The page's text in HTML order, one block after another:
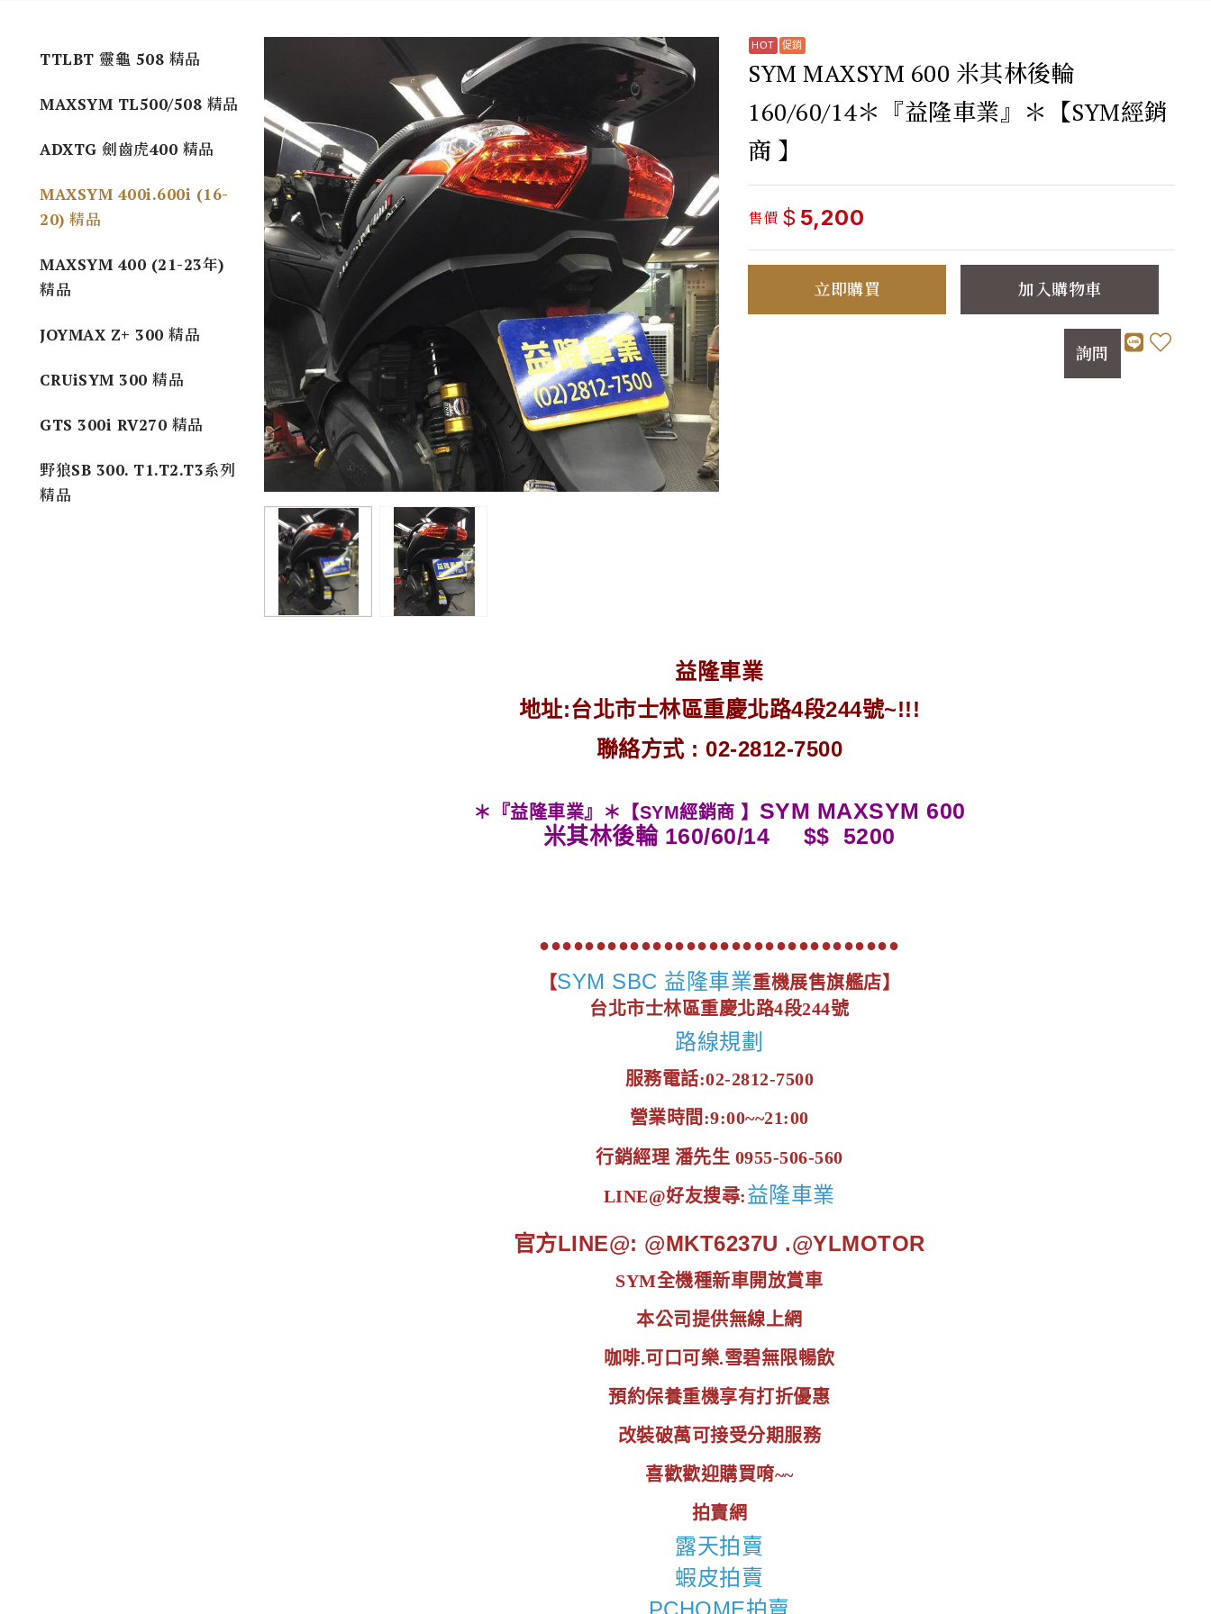
TTLBT 靈龜 508 精品
MAXSYM TL500/508 精品
ADXTG 劍齒虎400 精品
MAXSYM 400i.600i (16-
20) 精品
MAXSYM 400 (21-23年)
精品
JOYMAX Z+ 300 精品
CRUiSYM 300 精品
GTS 300i RV270 精品
野狼SB 300. T1.T2.T3系列
精品
SYM MAXSYM 600 米其林後輪
160/60/14＊『益隆車業』＊【SYM經銷
商 】
售價 $ 5,200
立即購買 加入購物車
詢問
益隆車業
地址:台北市士林區重慶北路4段244號~!!!
聯絡方式 : 02-2812-7500
＊『益隆車業』＊【SYM經銷商 】 SYM MAXSYM 600
米其林後輪 160/60/14
$$ 5200
●●●●●●●●●●●●●●●●●●●●●●●●●●●●●●●●
【SYM SBC 益隆車業重機展售旗艦店】
台北市士林區重慶北路4段244號
路線規劃
服務電話:02-2812-7500
營業時間:9:00~~21:00
行銷經理 潘先生 0955-506-560
LINE@好友搜尋:益隆車業
官方LINE@: @MKT6237U .@YLMOTOR
SYM全機種新車開放賞車
本公司提供無線上網
咖啡.可口可樂.雪碧無限暢飲
預約保養重機享有打折優惠
改裝破萬可接受分期服務
喜歡歡迎購買唷~~
拍賣網
露天拍賣
蝦皮拍賣
PCHOME拍賣